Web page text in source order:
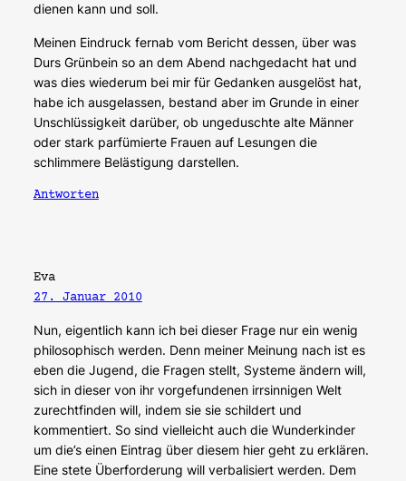
dienen kann und soll.
Meinen Eindruck fernab vom Bericht dessen, über was
Durs Grünbein so an dem Abend nachgedacht hat und
was dies wiederum bei mir für Gedanken ausgelöst hat,
habe ich ausgelassen, bestand aber im Grunde in einer
Unschlüssigkeit darüber, ob ungeduschte alte Männer
oder stark parfümierte Frauen auf Lesungen die
schlimmere Belästigung darstellen.
Antworten
Eva
27. Januar 2010
Nun, eigentlich kann ich bei dieser Frage nur ein wenig
philosophisch werden. Denn meiner Meinung nach ist es
eben die Jugend, die Fragen stellt, Systeme ändern will,
sich in dieser von ihr vorgefundenen irrsinnigen Welt
zurechtfinden will, indem sie sie schildert und
kommentiert. So sind vielleicht auch die Wunderkinder
um die’s einen Eintrag über diesem hier geht zu erklären.
Eine stete Überforderung will verbalisiert werden. Dem